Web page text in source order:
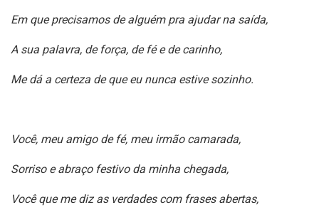
Em que precisamos de alguém pra ajudar na saída,
A sua palavra, de força, de fé e de carinho,
Me dá a certeza de que eu nunca estive sozinho.
Você, meu amigo de fé, meu irmão camarada,
Sorriso e abraço festivo da minha chegada,
Você que me diz as verdades com frases abertas,